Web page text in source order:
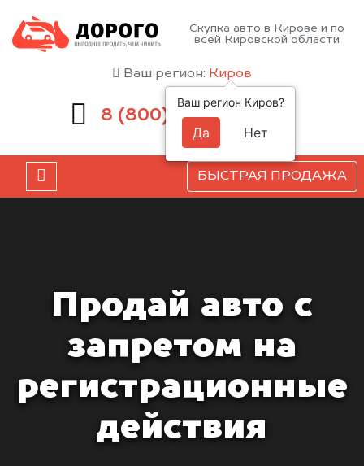
Скупка авто в Кирове и по
всей Кировской области
Ваш регион: Киров
8 (800) 551-81-15
БЫСТРАЯ ПРОДАЖА
Продай авто с
запретом на
регистрационные
действия
Ваш регион Киров?
Да Нет